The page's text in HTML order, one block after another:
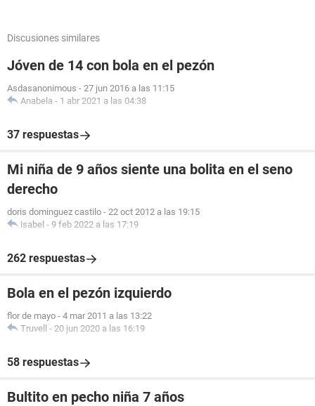
Discusiones similares
Jóven de 14 con bola en el pezón
Asdasanonimous - 27 jun 2016 a las 11:15
Anabela - 1 abr 2021 a las 04:38
37 respuestas
Mi niña de 9 años siente una bolita en el seno
derecho
doris dominguez castilo - 22 oct 2012 a las 19:15
isabel - 9 feb 2022 a las 17:19
262 respuestas
Bola en el pezón izquierdo
flor de mayo - 4 mar 2011 a las 13:22
Truvell - 20 jun 2020 a las 16:19
58 respuestas
Bultito en pecho niña 7 años